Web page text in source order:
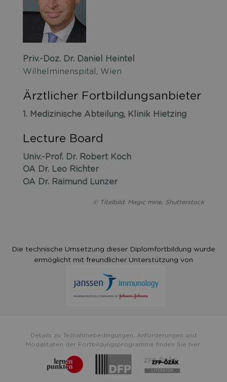
Priv.-Doz. Dr. Daniel Heintel
Wilhelminenspital, Wien
Ärztlicher Fortbildungsanbieter
1. Medizinische Abteilung, Klinik Hietzing
Lecture Board
Univ.-Prof. Dr. Robert Koch
OA Dr. Leo Richter
OA Dr. Raimund Lunzer
© Titelbild: Magic mine, Shutterstock
Die technische Umsetzung dieser Diplomfortbildung wurde
ermöglicht mit freundlicher Unterstützung von
Details zu Teilnahmebedingungen, Anforderungen und
Modalitäten der Fortbildungsprogramme finden Sie hier: